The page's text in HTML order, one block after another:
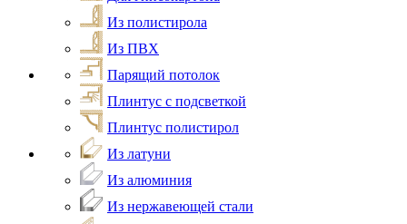
Из полистирола
Из ПВХ
Парящий потолок
Плинтус с подсветкой
Плинтус полистирол
Из латуни
Из алюминия
Из нержавеющей стали